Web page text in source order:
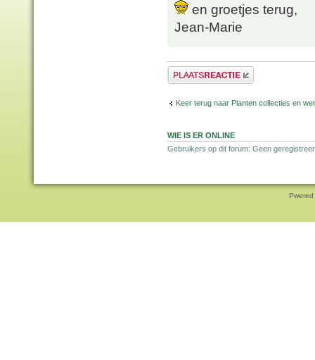
en groetjes terug,
Jean-Marie
Plaats een reactie
Keer terug naar Planten collecties en
WIE IS ER ONLINE
Gebruikers op dit forum: Geen